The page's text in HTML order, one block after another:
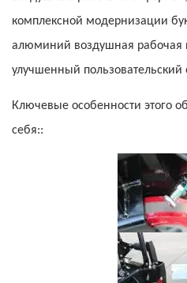
комплексной модернизации
алюминий воздушная рабочая
улучшенный пользовательский
Ключевые особенности этого
себя::